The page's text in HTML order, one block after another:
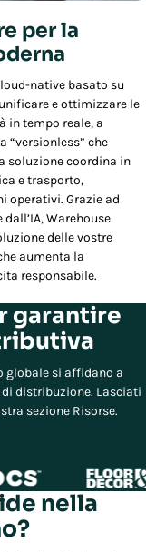
per la
native basato su
e ottimizzare le
in tempo reale, a
“versionless” che
soluzione coordina in
e trasporto,
operativi. Grazie ad
Warehouse
delle vostre
aumenta la
responsabile.
garantire
globale si affidano a
distribuzione. Lasciati
sezione Risorse.
nella